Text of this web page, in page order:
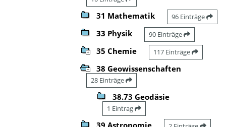
31 Mathematik 96 Einträge
33 Physik 90 Einträge
35 Chemie 117 Einträge
38 Geowissenschaften
28 Einträge
38.73 Geodäsie
1 Eintrag
39 Astronomie